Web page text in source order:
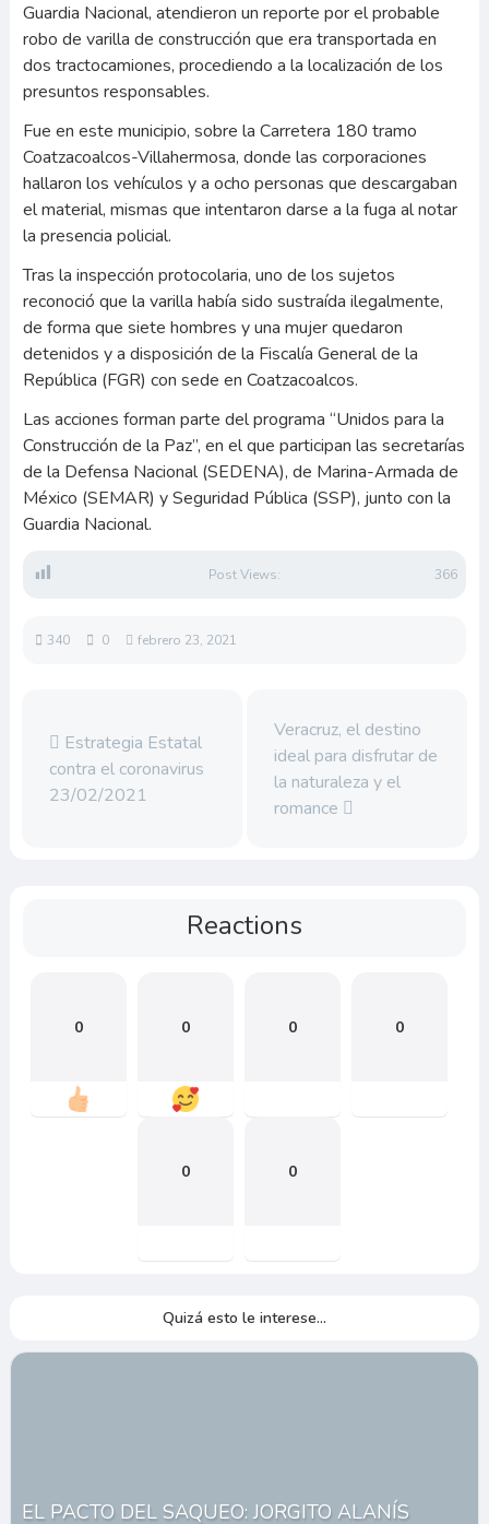
Guardia Nacional, atendieron un reporte por el probable
robo de varilla de construcción que era transportada en
dos tractocamiones, procediendo a la localización de los
presuntos responsables.
Fue en este municipio, sobre la Carretera 180 tramo
Coatzacoalcos-Villahermosa, donde las corporaciones
hallaron los vehículos y a ocho personas que descargaban
el material, mismas que intentaron darse a la fuga al notar
la presencia policial.
Tras la inspección protocolaria, uno de los sujetos
reconoció que la varilla había sido sustraída ilegalmente,
de forma que siete hombres y una mujer quedaron
detenidos y a disposición de la Fiscalía General de la
República (FGR) con sede en Coatzacoalcos.
Las acciones forman parte del programa “Unidos para la
Construcción de la Paz”, en el que participan las secretarías
de la Defensa Nacional (SEDENA), de Marina-Armada de
México (SEMAR) y Seguridad Pública (SSP), junto con la
Guardia Nacional.
Post Views: 366
340 0 febrero 23, 2021
Estrategia Estatal
contra el coronavirus
23/02/2021
Veracruz, el destino
ideal para disfrutar de
la naturaleza y el
romance
Reactions
0 0 0 0
0 0
Quizá esto le interese...
EL PACTO DEL SAQUEO: JORGITO ALANÍS